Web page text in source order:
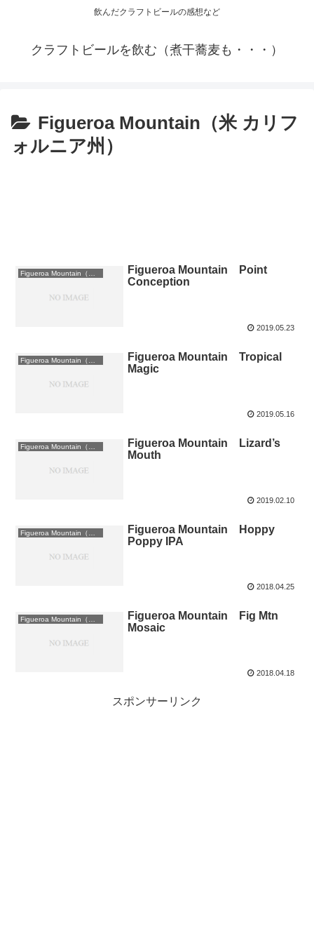
飲んだクラフトビールの感想など
クラフトビールを飲む（煮干蕎麦も・・・）
Figueroa Mountain（米 カリフ
ォルニア州）
Figueroa Mountain（米 カリフォルニア州）
Figueroa Mountain Point
Conception
2019.05.23
Figueroa Mountain Tropical
Magic
2019.05.16
Figueroa Mountain Lizard’s
Mouth
2019.02.10
Figueroa Mountain Hoppy
Poppy IPA
2018.04.25
Figueroa Mountain Fig Mtn
Mosaic
2018.04.18
スポンサーリンク